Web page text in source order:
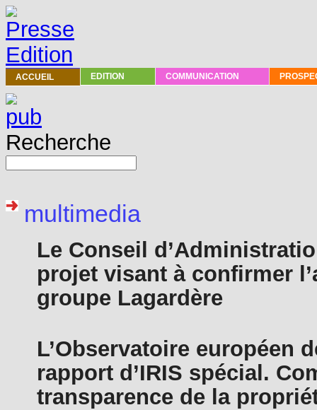
PRESSE EDITION COMMUNICATION
ACCUEIL
Recherche
multimedia
Le Conseil
projet visant à confirmer
groupe Lagardère
L’Observatoire européen
rapport d’IRIS spécial.
transparence de la